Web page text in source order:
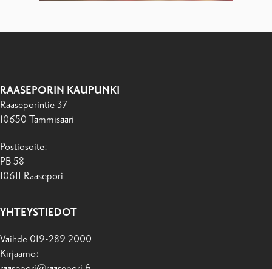
RAASEPORIN KAUPUNKI
Raaseporintie 37
10650 Tammisaari
Postiosoite:
PB 58
10611 Raasepori
YHTEYSTIEDOT
Vaihde 019-289 2000
Kirjaamo: